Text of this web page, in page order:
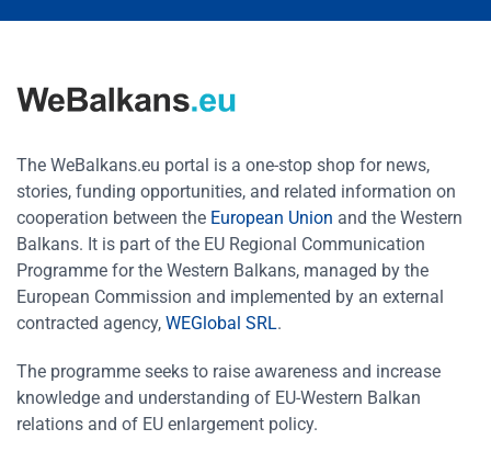
The WeBalkans.eu portal is a one-stop shop for news,
stories, funding opportunities, and related information on
cooperation between the European Union and the Western
Balkans. It is part of the EU Regional Communication
Programme for the Western Balkans, managed by the
European Commission and implemented by an external
contracted agency, WEGlobal SRL.
The programme seeks to raise awareness and increase
knowledge and understanding of EU-Western Balkan
relations and of EU enlargement policy.